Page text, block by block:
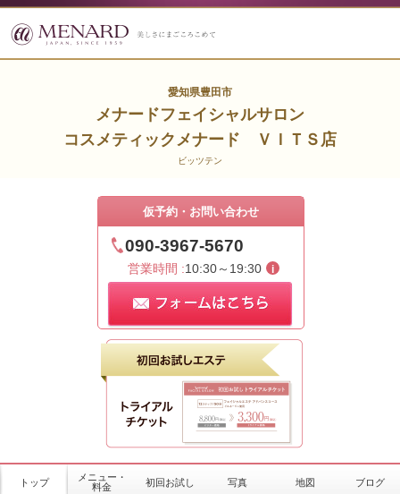
愛知県豊田市
メナードフェイシャルサロン
コスメティックメナード ＶＩＴＳ店
ビッツテン
仮予約・お問い合わせ
090-3967-5670
営業時間 :10:30～19:30
トップ
メニュー・
料金
初回お試し 写真 地図 ブログ